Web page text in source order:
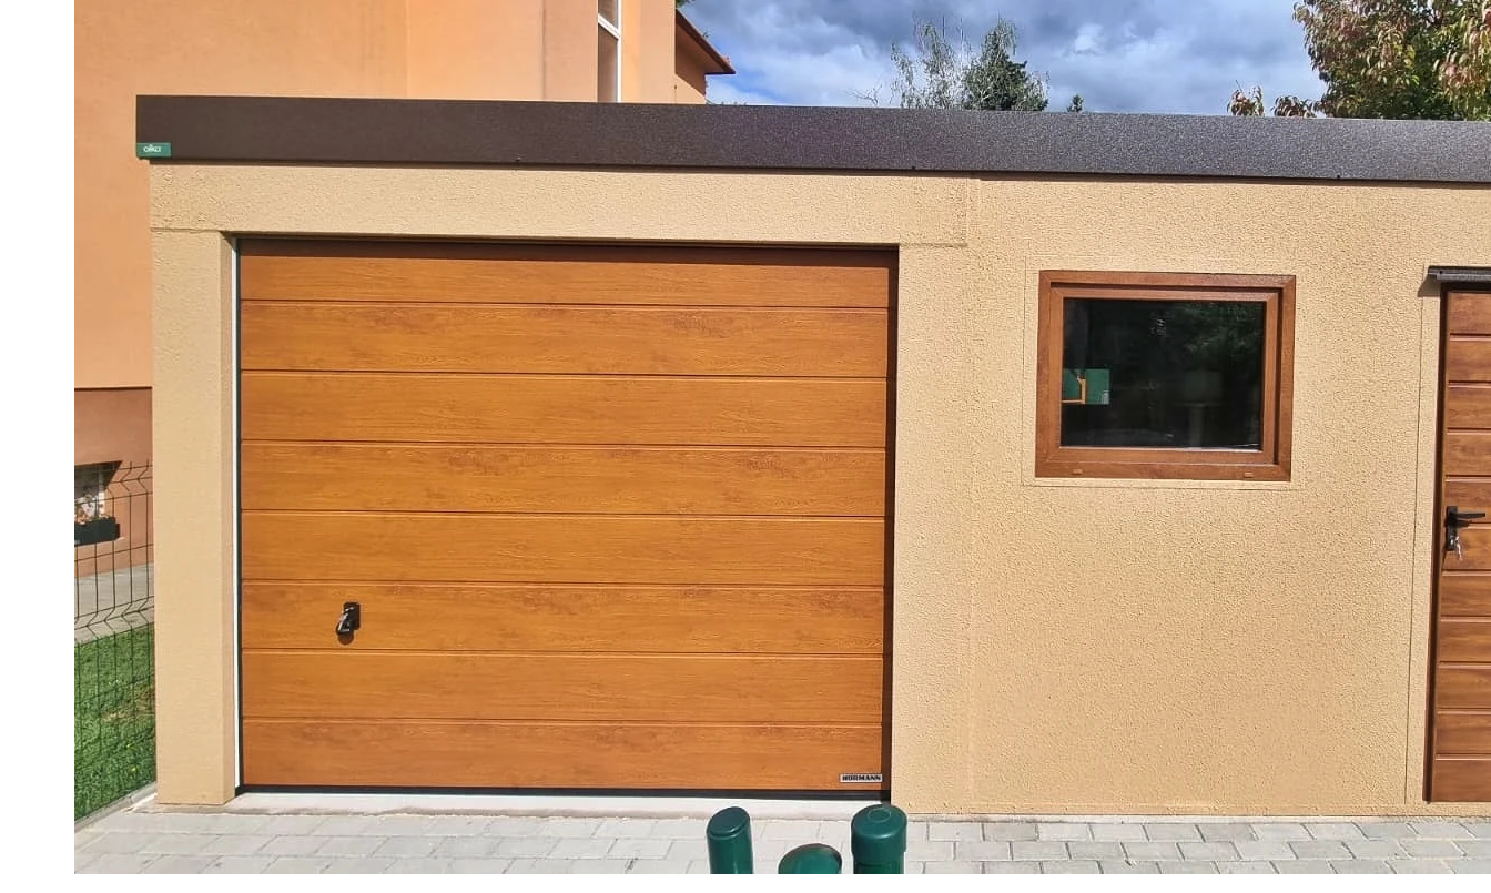
Garáž se zahradním domkem
Rozměr – 6 x 9 m
švýcarská omítka KABE Farben
kompletně zateplené
včetně čelní stěny kolem vrat a stropu
sekční vrata 2500 x 2125 mm
el. pohon HÖRMANN ProMatic
2x dveře
3x okno
okapový systém